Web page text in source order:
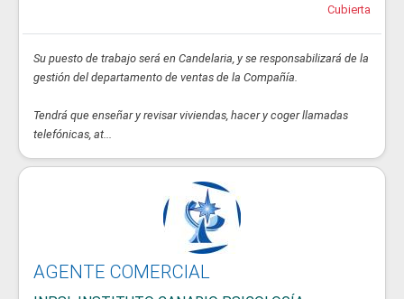
Cubierta
Su puesto de trabajo será en Candelaria, y se responsabilizará de la
gestión del departamento de ventas de la Compañía.
Tendrá que enseñar y revisar viviendas, hacer y coger llamadas
telefónicas, at...
AGENTE COMERCIAL